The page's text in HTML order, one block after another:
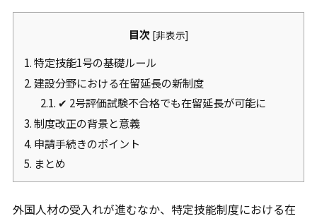
目次 [非表示]
1.特定技能1号の基礎ルール
2.建設分野における在留延長の新制度
2.1. ✔ 2号評価試験不合格でも在留延長が可能に
3.制度改正の背景と意義
4. 申請手続きのポイント
5. まとめ
外国人材の受入れが進むなか、特定技能制度における在
ご質問やご相談がございましたら、お気軽にお問合せく
ださい。
専門スタッフが丁寧に対応いたします。
03-6161-6189
メールから相談する